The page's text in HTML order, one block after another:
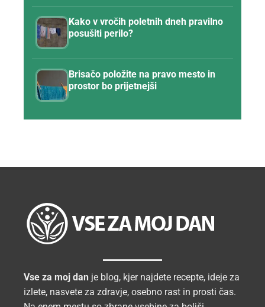
Kako v vročih poletnih dneh pravilno
posušiti perilo?
Brisačo položite na pravo mesto in
prostor bo prijetnejši
Vse za moj dan je blog, kjer najdete recepte, ideje za
izlete, nasvete za zdravje, osebno rast in prosti čas.